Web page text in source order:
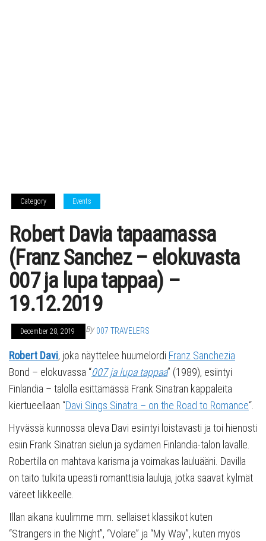
Category Events
Robert Davia tapaamassa
(Franz Sanchez – elokuvasta
007 ja lupa tappaa) –
19.12.2019
December 28, 2019 By 007 TRAVELERS
Robert Davi, joka näyttelee huumelordi Franz Sanchezia
Bond – elokuvassa “007 ja lupa tappaa” (1989), esiintyi
Finlandia – talolla esittämässä Frank Sinatran kappaleita
kiertueellaan “Davi Sings Sinatra – on the Road to Romance“.
Hyvässä kunnossa oleva Davi esiintyi loistavasti ja toi hienosti
esiin Frank Sinatran sielun ja sydämen Finlandia-talon lavalle.
Robertilla on mahtava karisma ja voimakas lauluääni. Davilla
on taito tulkita upeasti romanttisia lauluja, jotka saavat kylmät
väreet liikkeelle.
Illan aikana kuulimme mm. sellaiset klassikot kuten
“Strangers in the Night”, “Volare” ja “My Way”, kuten myös